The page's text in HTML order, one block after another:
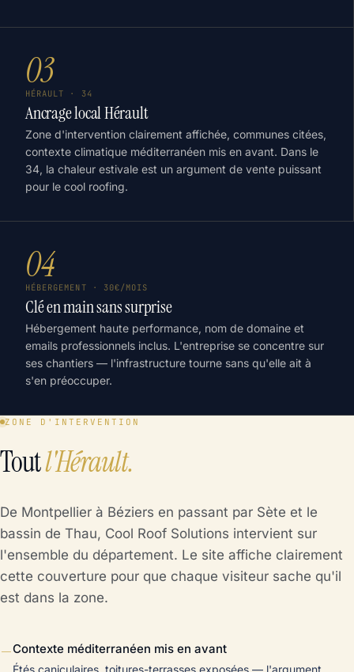
03
HÉRAULT · 34
Ancrage local Hérault
Zone d'intervention clairement affichée, communes citées,
contexte climatique méditerranéen mis en avant. Dans le
34, la chaleur estivale est un argument de vente puissant
pour le cool roofing.
04
HÉBERGEMENT · 30€/MOIS
Clé en main sans surprise
Hébergement haute performance, nom de domaine et
emails professionnels inclus. L'entreprise se concentre sur
ses chantiers — l'infrastructure tourne sans qu'elle ait à
s'en préoccuper.
ZONE D'INTERVENTION
Toutl'Hérault.
De Montpellier à Béziers en passant par Sète et le
bassin de Thau, Cool Roof Solutions intervient sur
l'ensemble du département. Le site affiche clairement
cette couverture pour que chaque visiteur sache qu'il
est dans la zone.
—Contexte méditerranéen mis en avant
Étés caniculaires, toitures-terrasses exposées — l'argument